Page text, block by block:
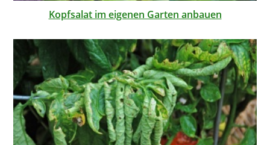
Kopfsalat im eigenen Garten anbauen